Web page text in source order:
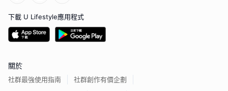
下載 U Lifestyle應用程式
關於
社群最強使用指南 社群創作有價企劃